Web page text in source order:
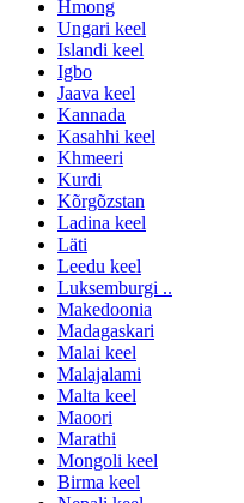
Hmong
Ungari keel
Islandi keel
Igbo
Jaava keel
Kannada
Kasahhi keel
Khmeeri
Kurdi
Kõrgõzstan
Ladina keel
Läti
Leedu keel
Luksemburgi ..
Makedoonia
Madagaskari
Malai keel
Malajalami
Malta keel
Maoori
Marathi
Mongoli keel
Birma keel